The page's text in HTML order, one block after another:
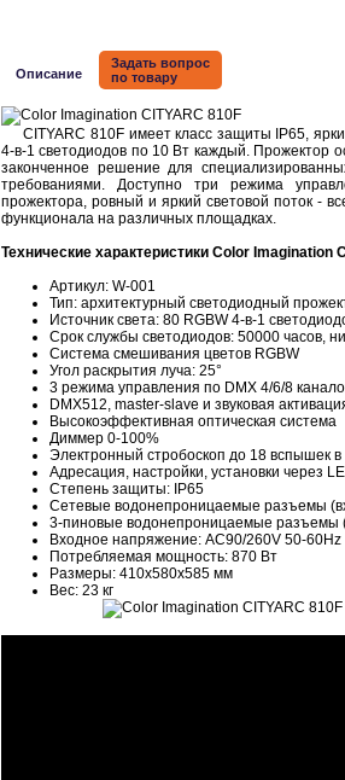
Описание
Задать вопрос
по товару
CITYARC 810F имеет класс защиты IP65,
4-в-1 светодиодов по 10 Вт каждый. Прожектор
законченное решение для
требованиями. Доступно три режима
прожектора, ровный и яркий световой поток -
функционала на различных площадках.
Технические характеристики Color Imagination
Артикул: W-001
Тип: архитектурный светодиодный
Источник света: 80 RGBW 4-в-1
Срок службы светодиодов: 50000 часов,
Система смешивания цветов RGBW
Угол раскрытия луча: 25°
3 режима управления по DMX 4/6/8
DMX512, master-slave и звуковая
Высокоэффективная оптическая система
Диммер 0-100%
Электронный стробоскоп до 18 вспышек в
Адресация, настройки, установки через
Степень защиты: IP65
Сетевые водонепроницаемые разъемы
3-пиновые водонепроницаемые разъемы
Входное напряжение: AC90/260V 50-60Hz
Потребляемая мощность: 870 Вт
Размеры: 410х580х585 мм
Вес: 23 кг